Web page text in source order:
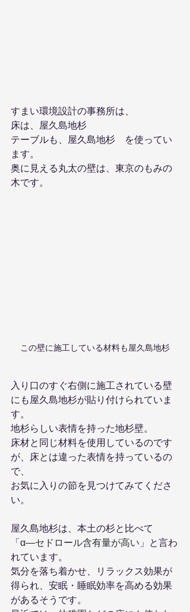
すまい環境設計の事務所は、
床は、屋久島地杉
テーブルも、屋久島地杉　を使ってい
ます。
奥に見える丸太の壁は、東京のもみの
木です。
この壁に施工している材料も屋久島地杉
入り口のすぐ右側に施工されている壁
にも屋久島地杉が貼り付けられていま
す。
地杉らしい表情を持った地杉壁。
床材と同じ材料を使用しているのです
が、床とは違った表情を持っているの
で、
お気に入りの節を見つけてみてくださ
い。
屋久島地杉は、本土の杉と比べて
「α―セドロール含有量が高い 」と言わ
れています。
気分を落ち着かせ、リラックス効果が
得られ、安眠・睡眠効率を高める効果
があるそうです。